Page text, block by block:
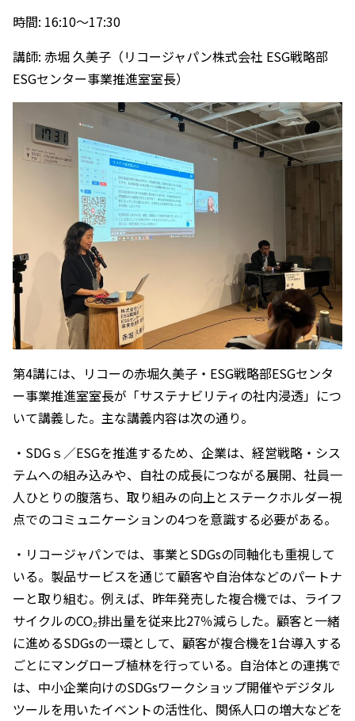
時間: 16:10～17:30
講師: 赤堀 久美子（リコージャパン株式会社 ESG戦略部
ESGセンター事業推進室室長）
第4講には、リコーの赤堀久美子・ESG戦略部ESGセンタ
ー事業推進室室長が「サステナビリティの社内浸透」につ
いて講義した。主な講義内容は次の通り。
・SDGｓ／ESGを推進するため、企業は、経営戦略・シス
テムへの組み込みや、自社の成長につながる展開、社員一
人ひとりの腹落ち、取り組みの向上とステークホルダー視
点でのコミュニケーションの4つを意識する必要がある。
・リコージャパンでは、事業とSDGsの同軸化も重視して
いる。製品サービスを通じて顧客や自治体などのパートナ
ーと取り組む。例えば、昨年発売した複合機では、ライフ
サイクルのCO₂排出量を従来比27％減らした。顧客と一緒
に進めるSDGsの一環として、顧客が複合機を1台導入する
ごとにマングローブ植林を行っている。自治体との連携で
は、中小企業向けのSDGsワークショップ開催やデジタル
ツールを用いたイベントの活性化、関係人口の増大などを